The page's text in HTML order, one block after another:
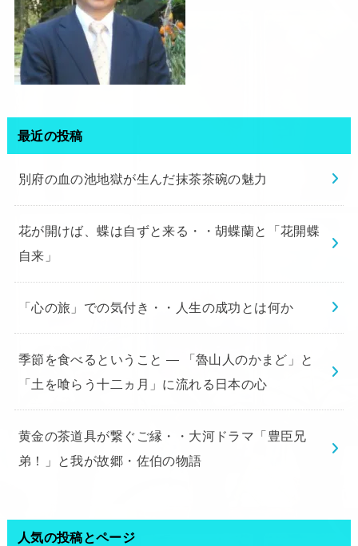
最近の投稿
別府の血の池地獄が生んだ抹茶茶碗の魅力
花が開けば、蝶は自ずと来る・・胡蝶蘭と「花開蝶
自来」
「心の旅」での気付き・・人生の成功とは何か
季節を食べるということ ― 「魯山人のかまど」と
「土を喰らう十二ヵ月」に流れる日本の心
黄金の茶道具が繋ぐご縁・・大河ドラマ「豊臣兄
弟！」と我が故郷・佐伯の物語
人気の投稿とページ